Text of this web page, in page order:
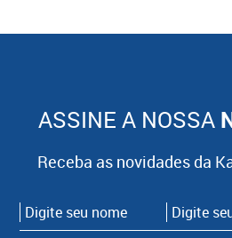
ASSINE A NOSSA
Receba as novidades da